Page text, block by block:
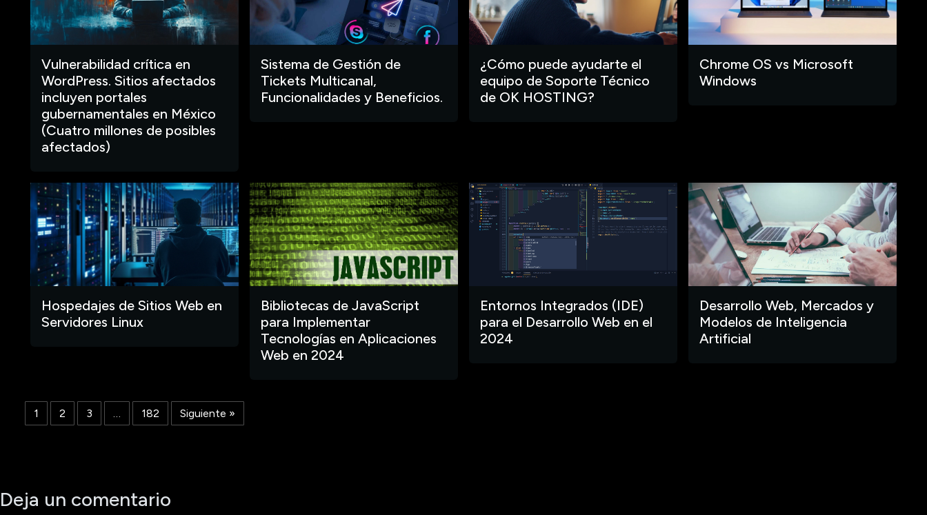
Vulnerabilidad crítica en
WordPress. Sitios afectados
incluyen portales
gubernamentales en México
(Cuatro millones de posibles
afectados)
Sistema de Gestión de
Tickets Multicanal,
Funcionalidades y Beneficios.
¿Cómo puede ayudarte el
equipo de Soporte Técnico
de OK HOSTING?
Chrome OS vs Microsoft
Windows
Hospedajes de Sitios Web en
Servidores Linux
Bibliotecas de JavaScript
para Implementar
Tecnologías en Aplicaciones
Web en 2024
Entornos Integrados (IDE)
para el Desarrollo Web en el
2024
Desarrollo Web, Mercados y
Modelos de Inteligencia
Artificial
1 2 3 … 182 Siguiente »
Deja un comentario